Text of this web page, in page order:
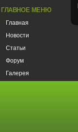
ГЛАВНОЕ МЕНЮ
Главная
Новости
Статьи
Форум
Галерея